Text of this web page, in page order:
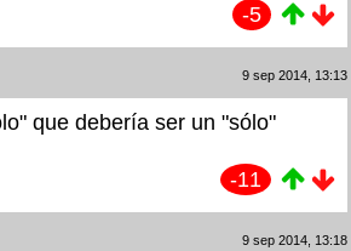
-5
9 sep 2014, 13:13
que debería ser un "sólo"
-11
9 sep 2014, 13:18